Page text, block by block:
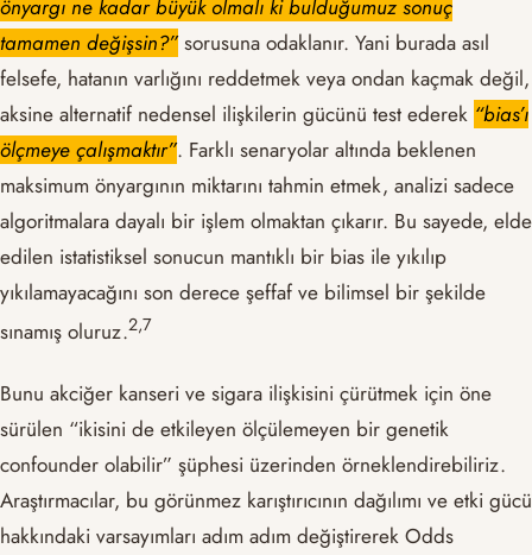
önyargı ne kadar büyük olmalı ki bulduğumuz sonuç
tamamen değişsin?”sorusuna odaklanır. Yani burada asıl
felsefe, hatanın varlığını reddetmek veya ondan kaçmak değil,
aksine alternatif nedensel ilişkilerin gücünü test ederek “bias’ı
ölçmeye çalışmaktır”. Farklı senaryolar altında beklenen
maksimum önyargının miktarını tahmin etmek, analizi sadece
algoritmalara dayalı bir işlem olmaktan çıkarır. Bu sayede, elde
edilen istatistiksel sonucun mantıklı bir bias ile yıkılıp
yıkılamayacağını son derece şeffaf ve bilimsel bir şekilde
sınamış oluruz.​2,7​
Bunu akciğer kanseri ve sigara ilişkisini çürütmek için öne
sürülen “ikisini de etkileyen ölçülemeyen bir genetik
confounder olabilir” şüphesi üzerinden örneklendirebiliriz.
Araştırmacılar, bu görünmez karıştırıcının dağılımı ve etki gücü
hakkındaki varsayımları adım adım değiştirerek Odds